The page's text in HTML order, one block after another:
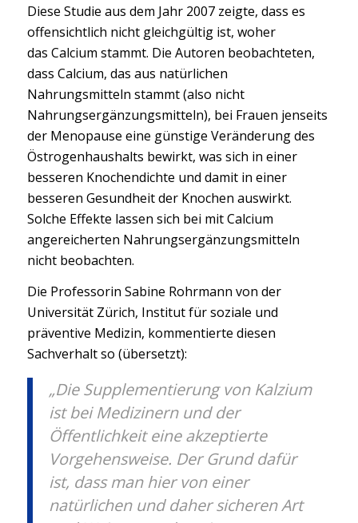
Diese Studie aus dem Jahr 2007 zeigte, dass es
offensichtlich nicht gleichgültig ist, woher
das Calcium stammt. Die Autoren beobachteten,
dass Calcium, das aus natürlichen
Nahrungsmitteln stammt (also nicht
Nahrungsergänzungsmitteln), bei Frauen jenseits
der Menopause eine günstige Veränderung des
Östrogenhaushalts bewirkt, was sich in einer
besseren Knochendichte und damit in einer
besseren Gesundheit der Knochen auswirkt.
Solche Effekte lassen sich bei mit Calcium
angereicherten Nahrungsergänzungsmitteln
nicht beobachten.
Die Professorin Sabine Rohrmann von der
Universität Zürich, Institut für soziale und
präventive Medizin, kommentierte diesen
Sachverhalt so (übersetzt):
„Die Supplementierung von Kalzium
ist bei Medizinern und der
Öffentlichkeit eine akzeptierte
Vorgehensweise. Der Grund dafür
ist, dass man hier von einer
natürlichen und daher sicheren Art